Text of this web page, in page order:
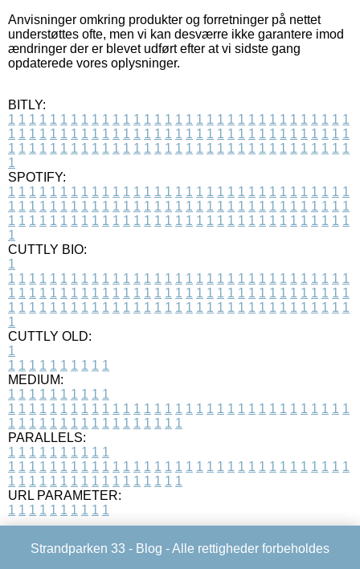
Anvisninger omkring produkter og forretninger på nettet
understøttes ofte, men vi kan desværre ikke garantere imod
ændringer der er blevet udført efter at vi sidste gang
opdaterede vores oplysninger.
BITLY:
1 1 1 1 1 1 1 1 1 1 1 1 1 1 1 1 1 1 1 1 1 1 1 1 1 1 1 1 1 1 1 1 1
1 1 1 1 1 1 1 1 1 1 1 1 1 1 1 1 1 1 1 1 1 1 1 1 1 1 1 1 1 1 1 1 1
1 1 1 1 1 1 1 1 1 1 1 1 1 1 1 1 1 1 1 1 1 1 1 1 1 1 1 1 1 1 1 1 1
1
SPOTIFY:
1 1 1 1 1 1 1 1 1 1 1 1 1 1 1 1 1 1 1 1 1 1 1 1 1 1 1 1 1 1 1 1 1
1 1 1 1 1 1 1 1 1 1 1 1 1 1 1 1 1 1 1 1 1 1 1 1 1 1 1 1 1 1 1 1 1
1 1 1 1 1 1 1 1 1 1 1 1 1 1 1 1 1 1 1 1 1 1 1 1 1 1 1 1 1 1 1 1 1
1
CUTTLY BIO:
1
1 1 1 1 1 1 1 1 1 1 1 1 1 1 1 1 1 1 1 1 1 1 1 1 1 1 1 1 1 1 1 1 1
1 1 1 1 1 1 1 1 1 1 1 1 1 1 1 1 1 1 1 1 1 1 1 1 1 1 1 1 1 1 1 1 1
1 1 1 1 1 1 1 1 1 1 1 1 1 1 1 1 1 1 1 1 1 1 1 1 1 1 1 1 1 1 1 1 1
1
CUTTLY OLD:
1
1 1 1 1 1 1 1 1 1 1
MEDIUM:
1 1 1 1 1 1 1 1 1 1
1 1 1 1 1 1 1 1 1 1 1 1 1 1 1 1 1 1 1 1 1 1 1 1 1 1 1 1 1 1 1 1 1
1 1 1 1 1 1 1 1 1 1 1 1 1 1 1 1 1
PARALLELS:
1 1 1 1 1 1 1 1 1 1
1 1 1 1 1 1 1 1 1 1 1 1 1 1 1 1 1 1 1 1 1 1 1 1 1 1 1 1 1 1 1 1 1
1 1 1 1 1 1 1 1 1 1 1 1 1 1 1 1 1
URL PARAMETER:
1 1 1 1 1 1 1 1 1 1
Strandparken 33 - Blog - Alle rettigheder forbeholdes